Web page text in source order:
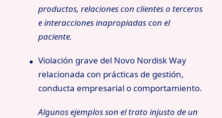
productos, relaciones con clientes o terceros
e interacciones inapropiadas con el
paciente.
Violación grave del Novo Nordisk Way
relacionada con prácticas de gestión,
conducta empresarial o comportamiento.
Algunos ejemplos son el trato injusto de un